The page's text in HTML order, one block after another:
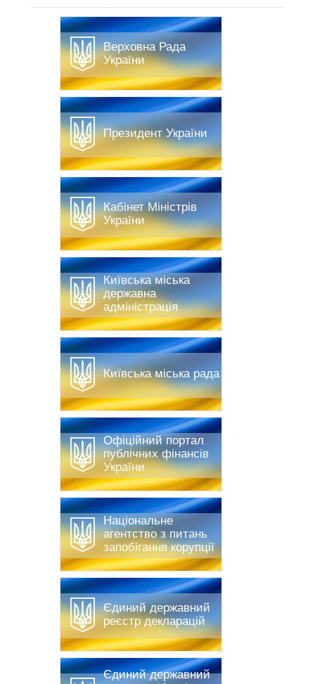
Верховна Рада
України
Президент України
Кабінет Міністрів
України
Київська міська
державна
адміністрація
Київська міська рада
Офіційний портал
публічних фінансів
України
Національне
агентство з питань
запобігання корупції
Єдиний державний
реєстр декларацій
Єдиний державний